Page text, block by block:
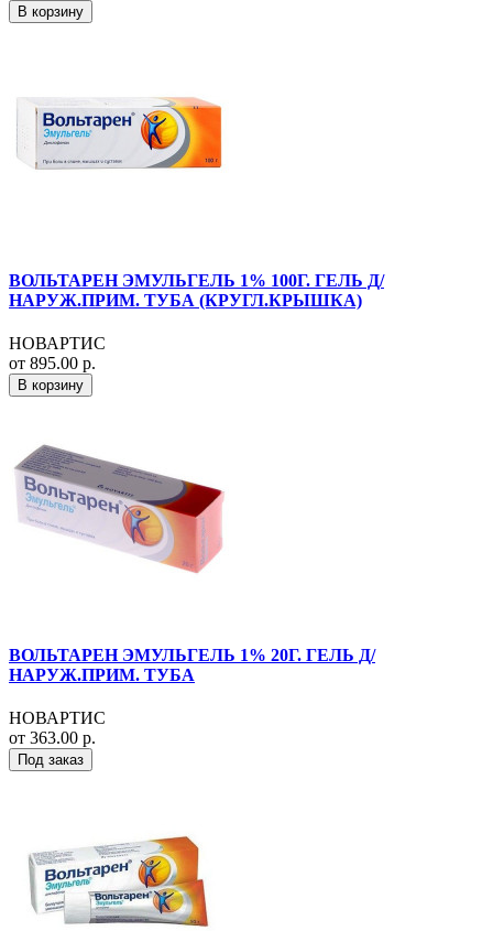
В корзину
ВОЛЬТАРЕН ЭМУЛЬГЕЛЬ 1% 100Г. ГЕЛЬ Д/
НАРУЖ.ПРИМ. ТУБА (КРУГЛ.КРЫШКА)
НОВАРТИС
от 895.00 р.
В корзину
ВОЛЬТАРЕН ЭМУЛЬГЕЛЬ 1% 20Г. ГЕЛЬ Д/
НАРУЖ.ПРИМ. ТУБА
НОВАРТИС
от 363.00 р.
Под заказ